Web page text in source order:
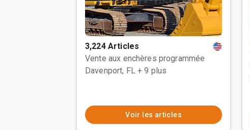
3,224 Articles
Vente aux enchères programmée
Davenport, FL + 9 plus
Voir les articles